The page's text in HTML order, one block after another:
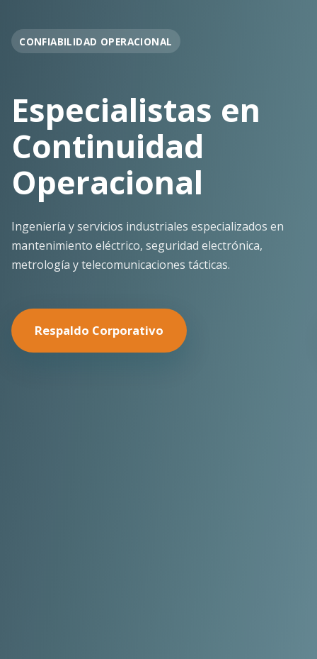
OPERACIÓN EN FAENA
Soporte
Operacional
Continuo
Despliegue ágil en terreno con los más altos
estándares de seguridad y calidad técnica para la
minería pesada.
Nuestras Soluciones